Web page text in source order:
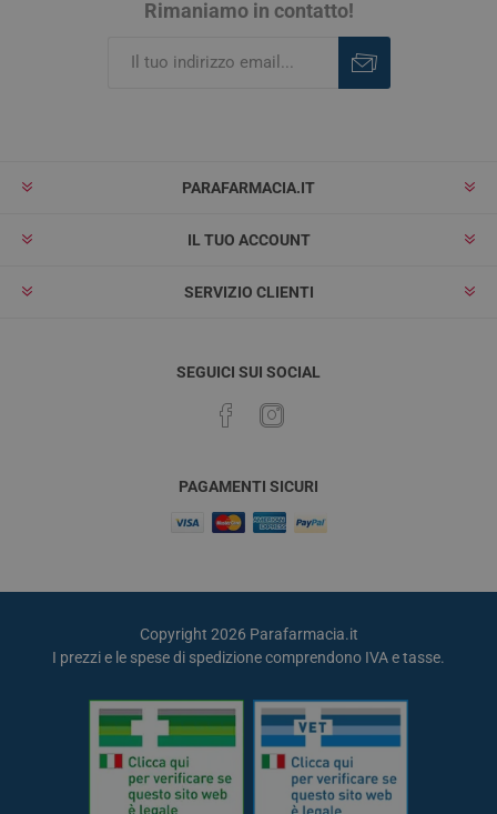
Rimaniamo in contatto!
PARAFARMACIA.IT
IL TUO ACCOUNT
SERVIZIO CLIENTI
SEGUICI SUI SOCIAL
PAGAMENTI SICURI
Copyright 2026 Parafarmacia.it
I prezzi e le spese di spedizione comprendono IVA e tasse.